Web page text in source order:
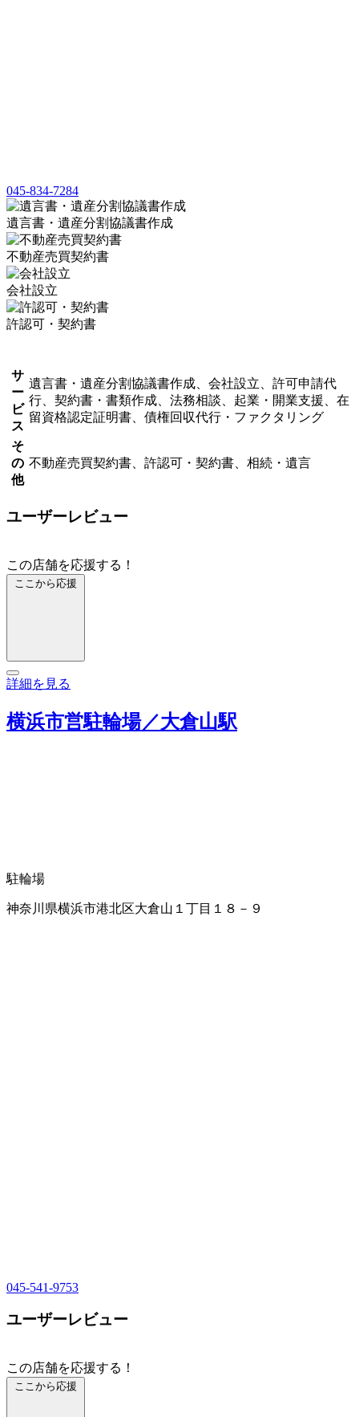
045-834-7284
遺言書・遺産分割協議書作成
不動産売買契約書
会社設立
許認可・契約書
サ
ー
ビ
ス
遺言書・遺産分割協議書作成、会社設立、許可申請代
行、契約書・書類作成、法務相談、起業・開業支援、在
留資格認定証明書、債権回収代行・ファクタリング
そ
の
他
不動産売買契約書、許認可・契約書、相続・遺言
ユーザーレビュー
この店舗を応援する！
ここから応援
詳細を見る
横浜市営駐輪場／大倉山駅
駐輪場
神奈川県横浜市港北区大倉山１丁目１８－９
045-541-9753
ユーザーレビュー
この店舗を応援する！
ここから応援